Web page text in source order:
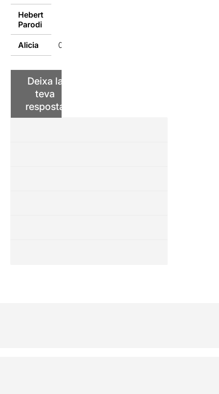
Hebert
Parodi
Alicia 01/10/2016
Deixa la
teva
resposta